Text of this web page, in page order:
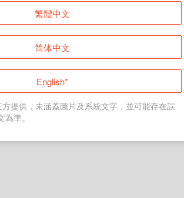
登入
返回首頁
繁體中文
简体中文
English*
提供，未涵蓋圖片及系統文字，並可能存在誤
準。